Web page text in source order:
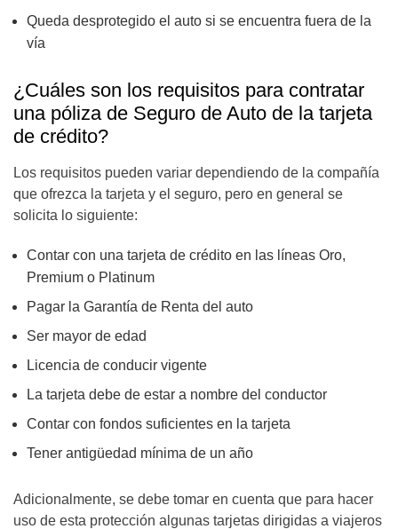
Queda desprotegido el auto si se encuentra fuera de la
vía
¿Cuáles son los requisitos para contratar
una póliza de Seguro de Auto de la tarjeta
de crédito?
Los requisitos pueden variar dependiendo de la compañía
que ofrezca la tarjeta y el seguro, pero en general se
solicita lo siguiente:
Contar con una tarjeta de crédito en las líneas Oro,
Premium o Platinum
Pagar la Garantía de Renta del auto
Ser mayor de edad
Licencia de conducir vigente
La tarjeta debe de estar a nombre del conductor
Contar con fondos suficientes en la tarjeta
Tener antigüedad mínima de un año
Adicionalmente, se debe tomar en cuenta que para hacer
uso de esta protección algunas tarjetas dirigidas a viajeros